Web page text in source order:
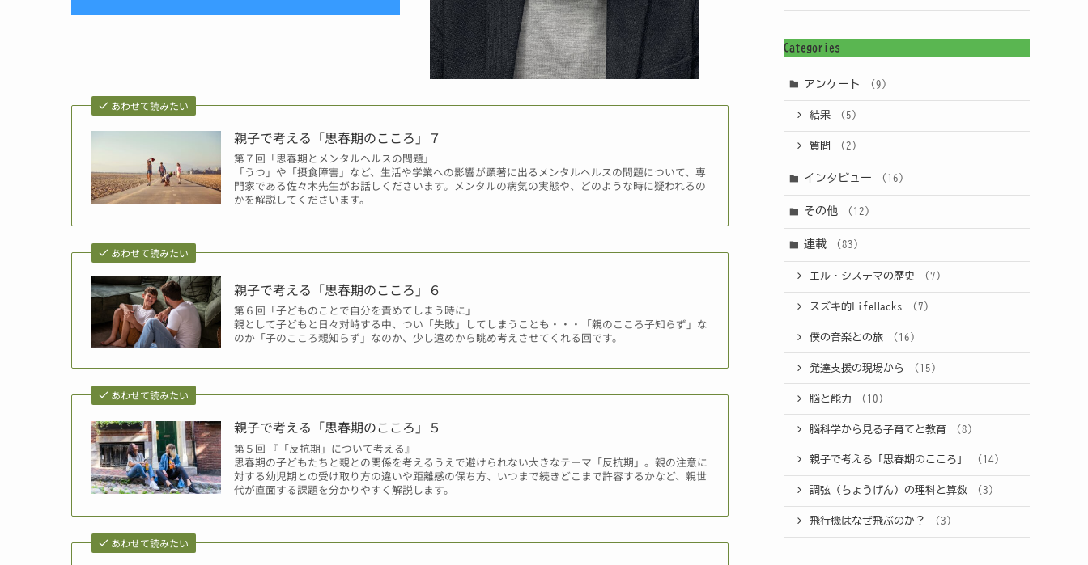
あわせて読みたい
親子で考える「思春期のこころ」７
第７回「思春期とメンタルヘルスの問題」
「うつ」や「摂食障害」など、生活や学業への影響が顕著に出るメンタルヘルスの問題について、専
門家である佐々木先生がお話しくださいます。メンタルの病気の実態や、どのような時に疑われるの
かを解説してくださいます。
あわせて読みたい
親子で考える「思春期のこころ」６
第６回「子どものことで自分を責めてしまう時に」
親として子どもと日々対峙する中、つい「失敗」してしまうことも・・・「親のこころ子知らず」な
のか「子のこころ親知らず」なのか、少し遠めから眺め考えさせてくれる回です。
あわせて読みたい
親子で考える「思春期のこころ」５
第５回 『「反抗期」について考える』
思春期の子どもたちと親との関係を考えるうえで避けられない大きなテーマ「反抗期」。親の注意に
対する幼児期との受け取り方の違いや距離感の保ち方、いつまで続きどこまで許容するかなど、親世
代が直面する課題を分かりやすく解説します。
あわせて読みたい
Categories
アンケート (9)
結果 (5)
質問 (2)
インタビュー (16)
その他 (12)
連載 (83)
エル・システマの歴史 (7)
スズキ的LifeHacks (7)
僕の音楽との旅 (16)
発達支援の現場から (15)
脳と能力 (10)
脳科学から見る子育てと教育 (8)
親子で考える「思春期のこころ」 (14)
調弦（ちょうげん）の理科と算数 (3)
飛行機はなぜ飛ぶのか？ (3)